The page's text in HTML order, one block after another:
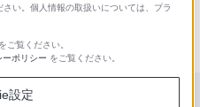
ランプが点
ップデートでき
い。個人情報の取扱いについては、プラ
をご覧ください。
ポリシー をご覧ください。
設定